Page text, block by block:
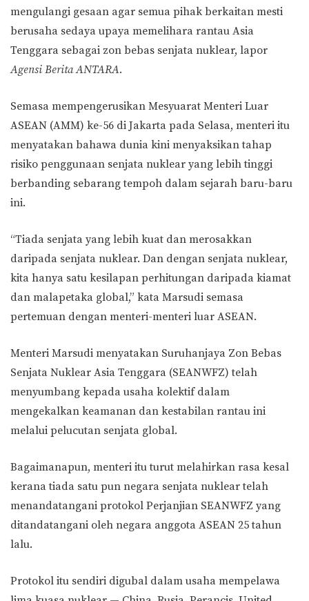
mengulangi gesaan agar semua pihak berkaitan mesti
berusaha sedaya upaya memelihara rantau Asia
Tenggara sebagai zon bebas senjata nuklear, lapor
Agensi Berita ANTARA.
Semasa mempengerusikan Mesyuarat Menteri Luar
ASEAN (AMM) ke-56 di Jakarta pada Selasa, menteri itu
menyatakan bahawa dunia kini menyaksikan tahap
risiko penggunaan senjata nuklear yang lebih tinggi
berbanding sebarang tempoh dalam sejarah baru-baru
ini.
“Tiada senjata yang lebih kuat dan merosakkan
daripada senjata nuklear. Dan dengan senjata nuklear,
kita hanya satu kesilapan perhitungan daripada kiamat
dan malapetaka global,” kata Marsudi semasa
pertemuan dengan menteri-menteri luar ASEAN.
Menteri Marsudi menyatakan Suruhanjaya Zon Bebas
Senjata Nuklear Asia Tenggara (SEANWFZ) telah
menyumbang kepada usaha kolektif dalam
mengekalkan keamanan dan kestabilan rantau ini
melalui pelucutan senjata global.
Bagaimanapun, menteri itu turut melahirkan rasa kesal
kerana tiada satu pun negara senjata nuklear telah
menandatangani protokol Perjanjian SEANWFZ yang
ditandatangani oleh negara anggota ASEAN 25 tahun
lalu.
Protokol itu sendiri digubal dalam usaha mempelawa